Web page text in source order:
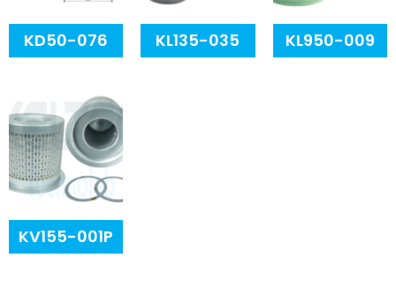
KD50-076 KL135-035 KL950-009
KV155-001P